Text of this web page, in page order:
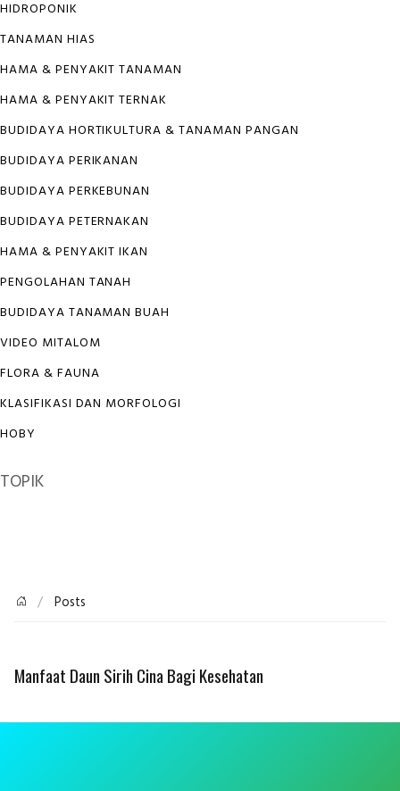
HIDROPONIK
TANAMAN HIAS
HAMA & PENYAKIT TANAMAN
HAMA & PENYAKIT TERNAK
BUDIDAYA HORTIKULTURA & TANAMAN PANGAN
BUDIDAYA PERIKANAN
BUDIDAYA PERKEBUNAN
BUDIDAYA PETERNAKAN
HAMA & PENYAKIT IKAN
PENGOLAHAN TANAH
BUDIDAYA TANAMAN BUAH
VIDEO MITALOM
FLORA & FAUNA
KLASIFIKASI DAN MORFOLOGI
HOBY
TOPIK
Posts
Manfaat Daun Sirih Cina Bagi Kesehatan